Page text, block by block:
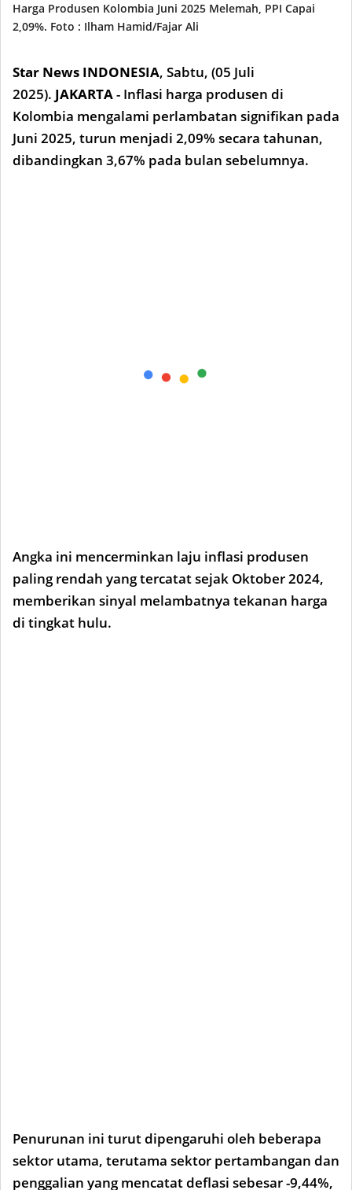
Harga Produsen Kolombia Juni 2025 Melemah, PPI Capai
2,09%. Foto : Ilham Hamid/Fajar Ali
Star News INDONESIA, Sabtu, (05 Juli
2025). JAKARTA- Inflasi harga produsen di
Kolombia mengalami perlambatan signifikan pada
Juni 2025, turun menjadi 2,09% secara tahunan,
dibandingkan 3,67% pada bulan sebelumnya.
Angka ini mencerminkan laju inflasi produsen
paling rendah yang tercatat sejak Oktober 2024,
memberikan sinyal melambatnya tekanan harga
di tingkat hulu.
Penurunan ini turut dipengaruhi oleh beberapa
sektor utama, terutama sektor pertambangan dan
penggalian yang mencatat deflasi sebesar -9,44%,